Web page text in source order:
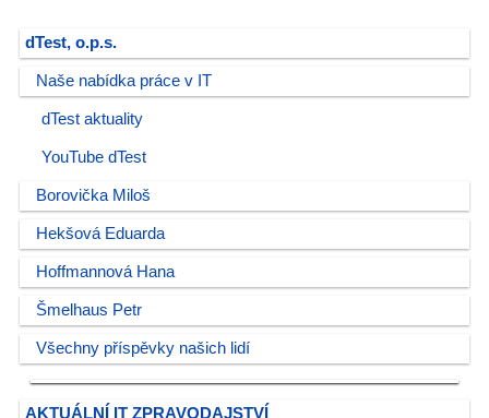
dTest, o.p.s.
Naše nabídka práce v IT
dTest aktuality
YouTube dTest
Borovička Miloš
Hekšová Eduarda
Hoffmannová Hana
Šmelhaus Petr
Všechny příspěvky našich lidí
AKTUÁLNÍ IT ZPRAVODAJSTVÍ